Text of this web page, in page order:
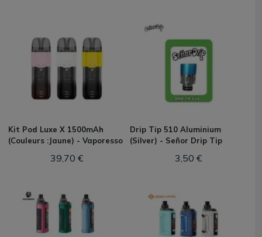
Kit Pod Luxe X 1500mAh
(Couleurs :Jaune) - Vaporesso
39,70 €
Drip Tip 510 Aluminium
(Silver) - Señor Drip Tip
3,50 €